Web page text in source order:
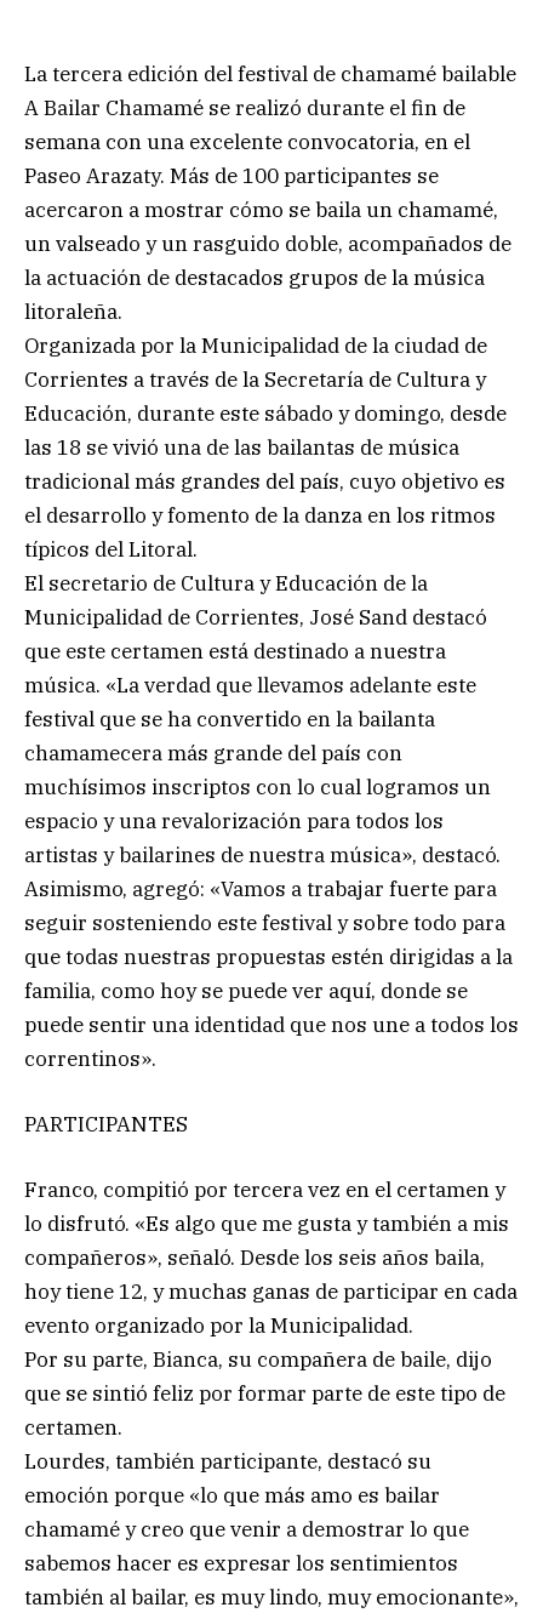
La tercera edición del festival de chamamé bailable
A Bailar Chamamé se realizó durante el fin de
semana con una excelente convocatoria, en el
Paseo Arazaty. Más de 100 participantes se
acercaron a mostrar cómo se baila un chamamé,
un valseado y un rasguido doble, acompañados de
la actuación de destacados grupos de la música
litoraleña.
Organizada por la Municipalidad de la ciudad de
Corrientes a través de la Secretaría de Cultura y
Educación, durante este sábado y domingo, desde
las 18 se vivió una de las bailantas de música
tradicional más grandes del país, cuyo objetivo es
el desarrollo y fomento de la danza en los ritmos
típicos del Litoral.
El secretario de Cultura y Educación de la
Municipalidad de Corrientes, José Sand destacó
que este certamen está destinado a nuestra
música. «La verdad que llevamos adelante este
festival que se ha convertido en la bailanta
chamamecera más grande del país con
muchísimos inscriptos con lo cual logramos un
espacio y una revalorización para todos los
artistas y bailarines de nuestra música», destacó.
Asimismo, agregó: «Vamos a trabajar fuerte para
seguir sosteniendo este festival y sobre todo para
que todas nuestras propuestas estén dirigidas a la
familia, como hoy se puede ver aquí, donde se
puede sentir una identidad que nos une a todos los
correntinos».
PARTICIPANTES
Franco, compitió por tercera vez en el certamen y
lo disfrutó. «Es algo que me gusta y también a mis
compañeros», señaló. Desde los seis años baila,
hoy tiene 12, y muchas ganas de participar en cada
evento organizado por la Municipalidad.
Por su parte, Bianca, su compañera de baile, dijo
que se sintió feliz por formar parte de este tipo de
certamen.
Lourdes, también participante, destacó su
emoción porque «lo que más amo es bailar
chamamé y creo que venir a demostrar lo que
sabemos hacer es expresar los sentimientos
también al bailar, es muy lindo, muy emocionante»,